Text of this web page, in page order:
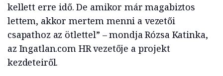
kellett erre idő. De amikor már magabiztos
lettem, akkor mertem menni a vezetői
csapathoz az ötlettel” – mondja Rózsa Katinka,
az Ingatlan.com HR vezetője a projekt
kezdeteiről.